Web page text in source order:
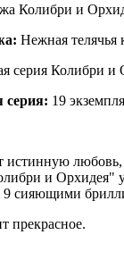
Нежная телячья
серия: 19
истинную
и
9 сияющими
прекрасное.